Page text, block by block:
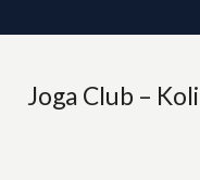
Joga Club –